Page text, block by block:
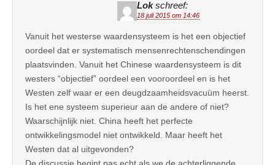
Lok schreef:
18 juli 2015 om 14:46
Vanuit het westerse waardensysteem is het een objectief
oordeel dat er systematisch mensenrechtenschendingen
plaatsvinden. Vanuit het Chinese waardensysteem is dit
westers “objectief” oordeel een vooroordeel en is het
Westen zelf waar er een deugdzaamheidsvacuüm heerst.
Is het ene systeem superieur aan de andere of niet?
Waarschijnlijk niet. China heeft het perfecte
ontwikkelingsmodel niet ontwikkeld. Maar heeft het
Westen dat al uitgevonden?